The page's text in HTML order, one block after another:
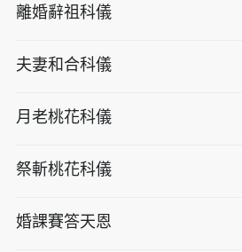
離婚辭祖科儀
夫妻和合科儀
月老桃花科儀
祭斬桃花科儀
婚課賽答天恩